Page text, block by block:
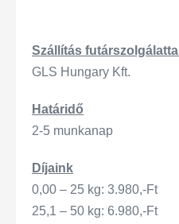
Szállítás futárszo lgálattal
GLS Hungary Kft.
Határidő
2-5 munkanap
Díjaink
0,00 – 25 kg: 3.980,-Ft
25,1 – 50 kg: 6.980,-Ft